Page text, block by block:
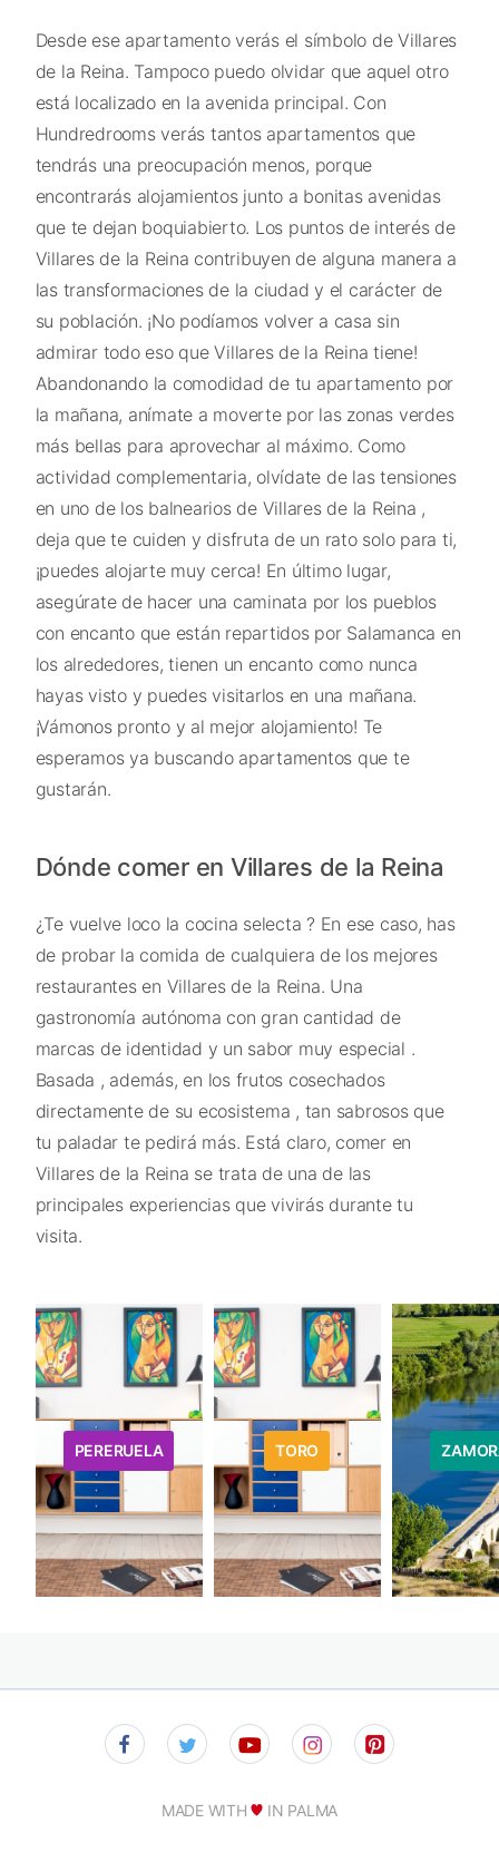
Desde ese apartamento verás el símbolo de Villares
de la Reina. Tampoco puedo olvidar que aquel otro
está localizado en la avenida principal. Con
Hundredrooms verás tantos apartamentos que
tendrás una preocupación menos, porque
encontrarás alojamientos junto a bonitas avenidas
que te dejan boquiabierto. Los puntos de interés de
Villares de la Reina contribuyen de alguna manera a
las transformaciones de la ciudad y el carácter de
su población. ¡No podíamos volver a casa sin
admirar todo eso que Villares de la Reina tiene!
Abandonando la comodidad de tu apartamento por
la mañana, anímate a moverte por las zonas verdes
más bellas para aprovechar al máximo. Como
actividad complementaria, olvídate de las tensiones
en uno de los balnearios de Villares de la Reina ,
deja que te cuiden y disfruta de un rato solo para ti,
¡puedes alojarte muy cerca! En último lugar,
asegúrate de hacer una caminata por los pueblos
con encanto que están repartidos por Salamanca en
los alrededores, tienen un encanto como nunca
hayas visto y puedes visitarlos en una mañana.
¡Vámonos pronto y al mejor alojamiento! Te
esperamos ya buscando apartamentos que te
gustarán.
Dónde comer en Villares de la Reina
¿Te vuelve loco la cocina selecta ? En ese caso, has
de probar la comida de cualquiera de los mejores
restaurantes en Villares de la Reina. Una
gastronomía autónoma con gran cantidad de
marcas de identidad y un sabor muy especial .
Basada , además, en los frutos cosechados
directamente de su ecosistema , tan sabrosos que
tu paladar te pedirá más. Está claro, comer en
Villares de la Reina se trata de una de las
principales experiencias que vivirás durante tu
visita.
PERERUELA TORO
MADE WITH IN PALMA